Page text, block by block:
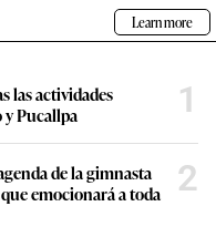
las actividades
y Pucallpa
1
de la gimnasta
emocionará a toda
2